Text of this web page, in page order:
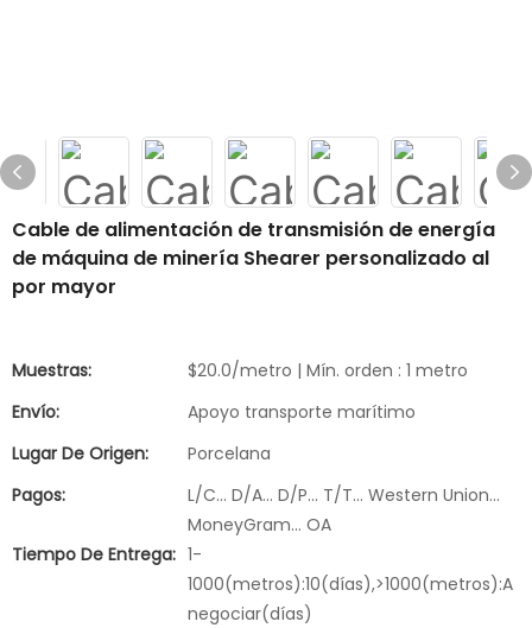
Cable de alimentación de transmisión de energía
de máquina de minería Shearer personalizado al
por mayor
Muestras:
$20.0/metro | Mín. orden : 1 metro
Envío:
Apoyo transporte marítimo
Lugar De Origen:
Porcelana
Pagos:
L/C... D/A... D/P... T/T... Western Union...
MoneyGram... OA
Tiempo De Entrega: 1-
1000(metros):10(días),>1000(metros):A
negociar(días)